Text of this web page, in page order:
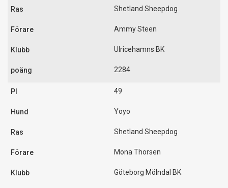
Shetland Sheepdog
Ammy Steen
Ulricehamns BK
2284
49
Yoyo
Shetland Sheepdog
Mona Thorsen
Göteborg Mölndal BK